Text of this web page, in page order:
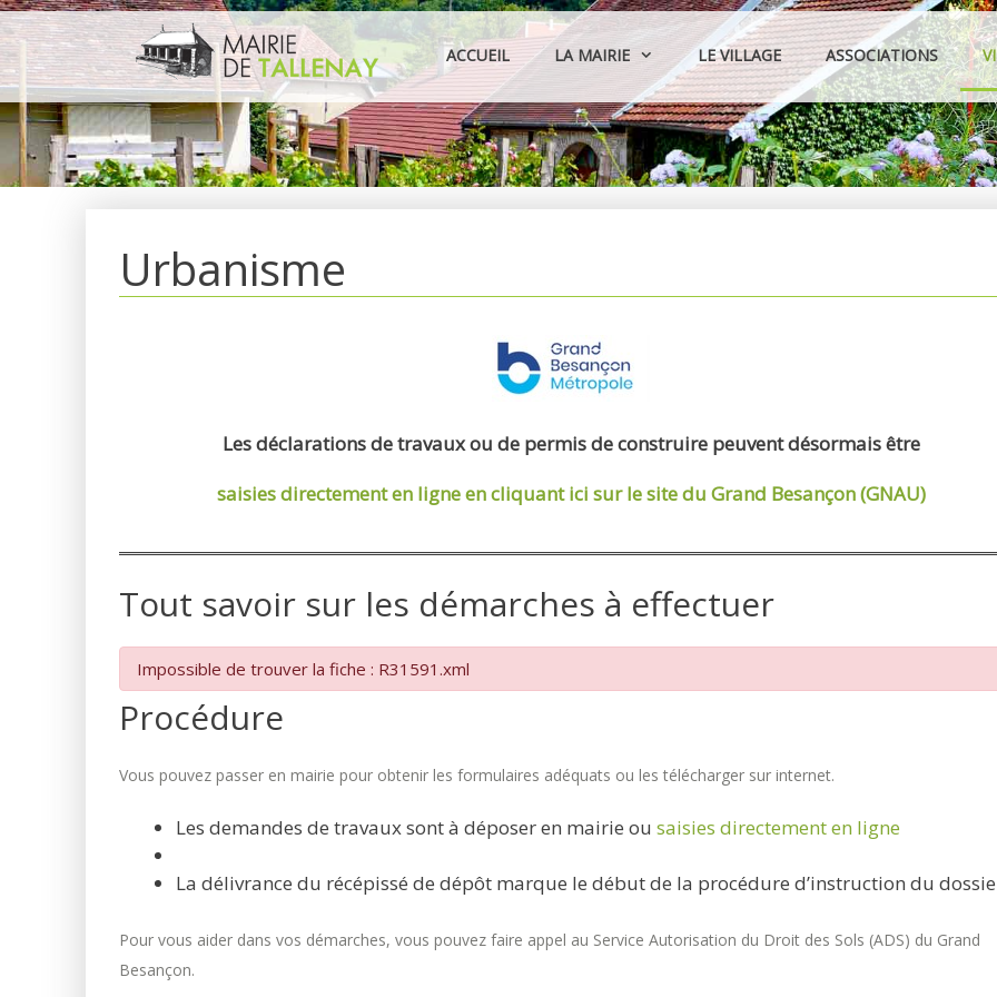
Aller
au
contenu
ACCUEIL LA MAIRIE LE VILLAGE ASSOCIATIONS
Urbanisme
Les déclarations de travaux ou de permis de construire peuvent désormais être
saisies directement en ligneen cliquant ici sur le site du Grand Besançon (GNAU)
Tout savoir sur les démarches à effectuer
Impossible de trouver la fiche : R31591.xml
Procédure
Vous pouvez passer en mairie pour obtenir les formulaires adéquats ou les télécharger sur internet.
Les demandes de travaux sont à déposer en mairie ou saisies directement en ligne
La délivrance du récépissé de dépôt marque le début de la procédure d’instruction du
Pour vous aider dans vos démarches, vous pouvez faire appel au Service Autorisation du Droit des Sols (ADS) du Grand
Besançon.